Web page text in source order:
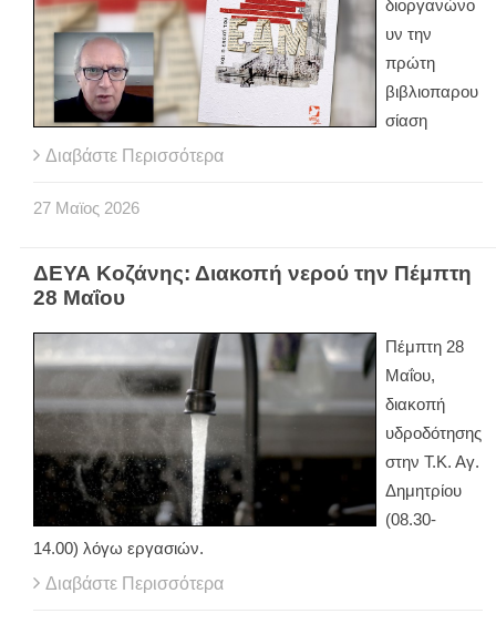
διοργανώνο
υν την
πρώτη
βιβλιοπαρου
σίαση
Διαβάστε Περισσότερα
27 Μαϊος 2026
ΔΕΥΑ Κοζάνης: Διακοπή νερού την Πέμπτη
28 Μαΐου
Πέμπτη 28
Μαΐου,
διακοπή
υδροδότησης
στην Τ.Κ. Αγ.
Δημητρίου
(08.30-
14.00) λόγω εργασιών.
Διαβάστε Περισσότερα